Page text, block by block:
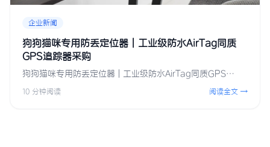
企业新闻
狗狗猫咪专用防丢定位器 | 工业级防水AirTag同质
GPS追踪器采购
狗狗猫咪专用防丢定位器 | 工业级防水AirTag同质GPS…
10 分钟阅读 阅读全文 →